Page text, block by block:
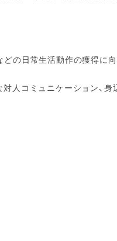
どの日常生活動作の獲得に
対人コミュニケーション、身